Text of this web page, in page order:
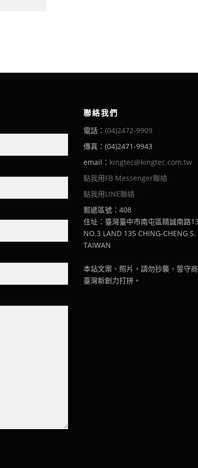
聯絡我們
電話： (04)2472-9909
傳真：(04)2471-9943
email： kingtec@kingtec.com.tw
點我用FB Messenger聯絡
點我用LINE聯絡
郵遞區號：408
住址：臺灣臺中市南屯區精誠南路
NO.3 LAND 135 CHING-CHENG
TAIWAN
本站文案、照片，請勿抄襲，誓守
臺灣新創力打拼。